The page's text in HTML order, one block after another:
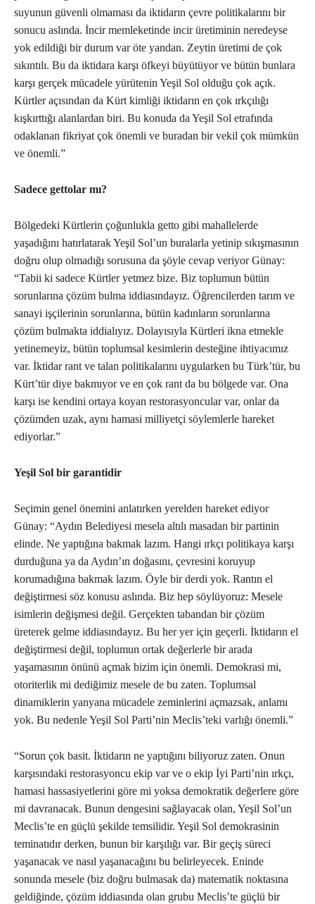
suyunun güvenli olmaması da iktidarın çevre politikalarını bir
sonucu aslında. İncir memleketinde incir üretiminin neredeyse
yok edildiği bir durum var öte yandan. Zeytin üretimi de çok
sıkıntılı. Bu da iktidara karşı öfkeyi büyütüyor ve bütün bunlara
karşı gerçek mücadele yürütenin Yeşil Sol olduğu çok açık.
Kürtler açısından da Kürt kimliği iktidarın en çok ırkçılığı
kışkırttığı alanlardan biri. Bu konuda da Yeşil Sol etrafında
odaklanan fikriyat çok önemli ve buradan bir vekil çok mümkün
ve önemli.”
Sadece gettolar mı?
Bölgedeki Kürtlerin çoğunlukla getto gibi mahallelerde
yaşadığını hatırlatarak Yeşil Sol’un buralarla yetinip sıkışmasının
doğru olup olmadığı sorusuna da şöyle cevap veriyor Günay:
“Tabii ki sadece Kürtler yetmez bize. Biz toplumun bütün
sorunlarına çözüm bulma iddiasındayız. Öğrencilerden tarım ve
sanayi işçilerinin sorunlarına, bütün kadınların sorunlarına
çözüm bulmakta iddialıyız. Dolayısıyla Kürtleri ikna etmekle
yetinemeyiz, bütün toplumsal kesimlerin desteğine ihtiyacımız
var. İktidar rant ve talan politikalarını uygularken bu Türk’tür, bu
Kürt’tür diye bakmıyor ve en çok rant da bu bölgede var. Ona
karşı ise kendini ortaya koyan restorasyoncular var, onlar da
çözümden uzak, aynı hamasi milliyetçi söylemlerle hareket
ediyorlar.”
Yeşil Sol bir garantidir
Seçimin genel önemini anlatırken yerelden hareket ediyor
Günay: “Aydın Belediyesi mesela altılı masadan bir partinin
elinde. Ne yaptığına bakmak lazım. Hangi ırkçı politikaya karşı
durduğuna ya da Aydın’ın doğasını, çevresini koruyup
korumadığına bakmak lazım. Öyle bir derdi yok. Rantın el
değiştirmesi söz konusu aslında. Biz hep söylüyoruz: Mesele
isimlerin değişmesi değil. Gerçekten tabandan bir çözüm
üreterek gelme iddiasındayız. Bu her yer için geçerli. İktidarın el
değiştirmesi değil, toplumun ortak değerlerle bir arada
yaşamasının önünü açmak bizim için önemli. Demokrasi mi,
otoriterlik mi dediğimiz mesele de bu zaten. Toplumsal
dinamiklerin yanyana mücadele zeminlerini açmazsak, anlamı
yok. Bu nedenle Yeşil Sol Parti’nin Meclis’teki varlığı önemli.”
“Sorun çok basit. İktidarın ne yaptığını biliyoruz zaten. Onun
karşısındaki restorasyoncu ekip var ve o ekip İyi Parti’nin ırkçı,
hamasi hassasiyetlerini göre mi yoksa demokratik değerlere göre
mi davranacak. Bunun dengesini sağlayacak olan, Yeşil Sol’un
Meclis’te en güçlü şekilde temsilidir. Yeşil Sol demokrasinin
teminatıdır derken, bunun bir karşılığı var. Bir geçiş süreci
yaşanacak ve nasıl yaşanacağını bu belirleyecek. Eninde
sonunda mesele (biz doğru bulmasak da) matematik noktasına
geldiğinde, çözüm iddiasında olan grubu Meclis’te güçlü bir